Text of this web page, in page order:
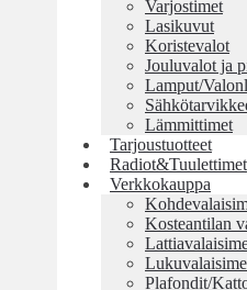
Varjostimet
Lasikuvut
Koristevalot
Jouluvalot ja
Lamput/
Lämmittimet
Tarjoustuotteet
Radiot&Tuulettimet
Verkkokauppa
Kosteantilan
Plafondit/